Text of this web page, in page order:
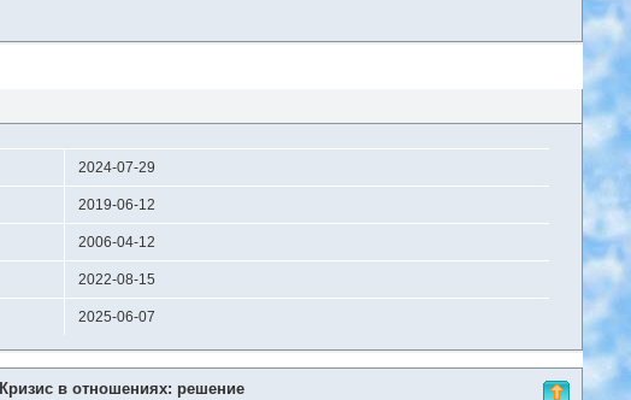
2024-07-29
2019-06-12
2006-04-12
2022-08-15
2025-06-07
Кризис в отношениях: решение